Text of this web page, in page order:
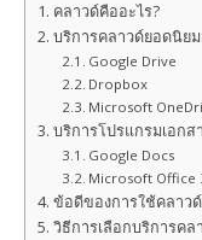
คลาวด์คืออะไร?
บริการคลาวด์ยอดนิย
Google Drive
Dropbox
Microsoft
บริการโปรแกรมเอก
Google Docs
Microsoft Office
ข้อดีของการใช้คลาว
วิธีการเลือกบริการคล